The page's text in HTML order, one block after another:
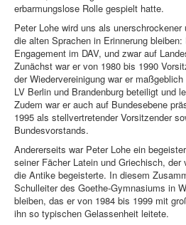
erbarmungslose Rolle gespielt hatte.
Peter Lohe wird uns als
die alten Sprachen in Erinnerung
Engagement im DAV, und zwar auf
Zunächst war er von 1980 bis 1990
der Wiedervereinigung war er
LV Berlin und Brandenburg beteiligt und
Zudem war er auch auf Bundesebene
1995 als stellvertretender Vorsitzender
Bundesvorstands.
Andererseits war Peter Lohe ein
seiner Fächer Latein und Griechisch, der
die Antike begeisterte. In diesem
Schulleiter des Goethe-Gymnasiums in
bleiben, das er von 1984 bis 1999 mit
ihn so typischen Gelassenheit leitete.